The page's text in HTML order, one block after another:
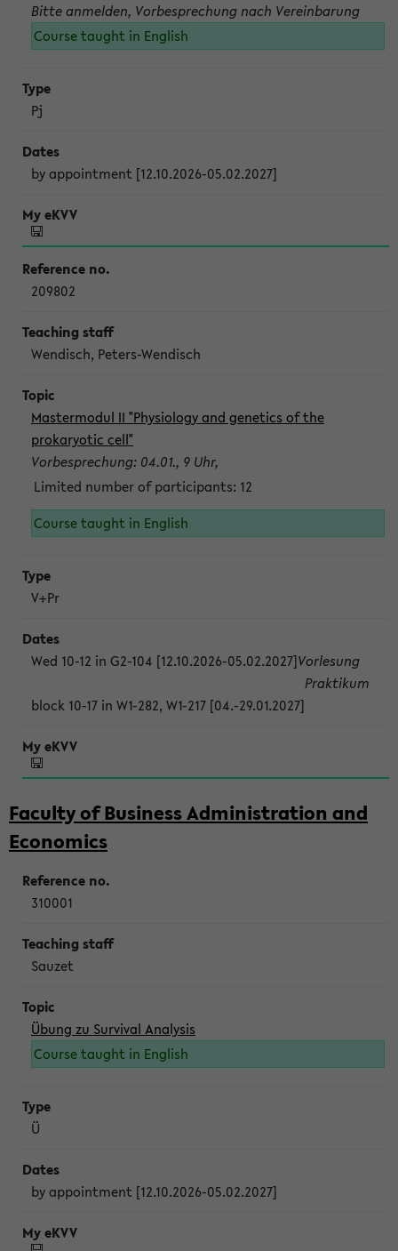
Bitte anmelden, Vorbesprechung nach Vereinbarung
Course taught in English
Pj
by appointment [12.10.2026-05.02.2027]
209802
Wendisch, Peters-Wendisch
Mastermodul II "Physiology and genetics of the
prokaryotic cell"
Vorbesprechung: 04.01., 9 Uhr,
Limited number of participants: 12
Course taught in English
V+Pr
Wed 10-12 in G2-104 [12.10.2026-05.02.2027]Vorlesung
block 10-17 in W1-282, W1-217 [04.-29.01.2027]
Praktikum
Faculty of Business Administration and
Economics
310001
Sauzet
Übung zu Survival Analysis
Course taught in English
Ü
by appointment [12.10.2026-05.02.2027]